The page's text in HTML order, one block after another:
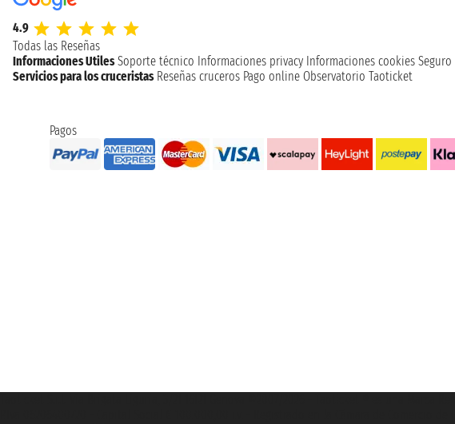
4.9
Todas las Reseñas
Informaciones Utiles Soporte técnico Informaciones privacy Informaciones cookies Seguro
Servicios para los cruceristas Reseñas cruceros Pago online Observatorio Taoticket
Pagos